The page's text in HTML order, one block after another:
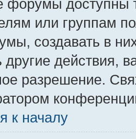
форумы доступны
или группам
создавать в
другие действия,
разрешение.
к началу